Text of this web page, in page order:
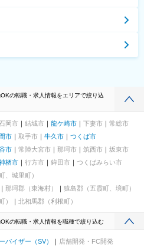
の転職・求人情報をエリアで絞り込
岡市 結城市 龍ケ崎市 下妻市
常総市
市 取手市 牛久市
つくば市
市 常陸大宮市 那珂市 筑西市
坂東市
栖市 行方市 鉾田市
つくばみらい市
、城里町）
那珂郡（東海村）
猿島郡（五霞町、境町）
） 北相馬郡（利根町）
の転職・求人情報を職種で絞り込む
バイザー（SV） 店舗開発・FC開発